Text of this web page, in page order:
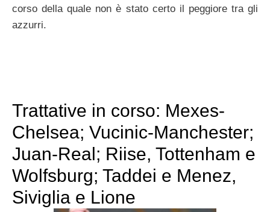
corso della quale non è stato certo il peggiore tra gli
azzurri.
Trattative in corso: Mexes-
Chelsea; Vucinic-Manchester;
Juan-Real; Riise, Tottenham e
Wolfsburg; Taddei e Menez,
Siviglia e Lione